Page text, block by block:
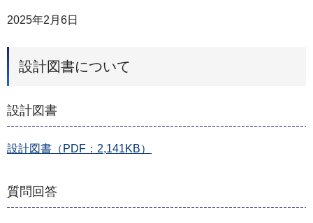
2025年2月6日
設計図書について
設計図書
設計図書（PDF：2,141KB）
質問回答